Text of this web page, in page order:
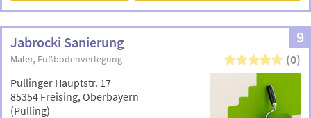
9
Jabrocki Sanierung
Maler Fußbodenverlegung (0)
Pullinger Hauptstr. 17
85354 Freising, Oberbayern
(Pulling)